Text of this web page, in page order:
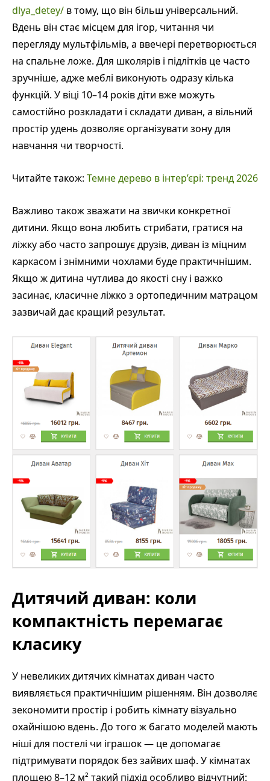
dlya_detey/ в тому, що він більш універсальний.
Вдень він стає місцем для ігор, читання чи
перегляду мультфільмів, а ввечері перетворюється
на спальне ложе. Для школярів і підлітків це часто
зручніше, адже меблі виконують одразу кілька
функцій. У віці 10–14 років діти вже можуть
самостійно розкладати і складати диван, а вільний
простір удень дозволяє організувати зону для
навчання чи творчості.
Читайте також: Темне дерево в інтер’єрі: тренд 2026
Важливо також зважати на звички конкретної
дитини. Якщо вона любить стрибати, гратися на
ліжку або часто запрошує друзів, диван із міцним
каркасом і знімними чохлами буде практичнішим.
Якщо ж дитина чутлива до якості сну і важко
засинає, класичне ліжко з ортопедичним матрацом
зазвичай дає кращий результат.
Дитячий диван: коли
компактність перемагає
класику
У невеликих дитячих кімнатах диван часто
виявляється практичнішим рішенням. Він дозволяє
зекономити простір і робить кімнату візуально
охайнішою вдень. До того ж багато моделей мають
ніші для постелі чи іграшок — це допомагає
підтримувати порядок без зайвих шаф. У кімнатах
площею 8–12 м² такий підхід особливо відчутний: